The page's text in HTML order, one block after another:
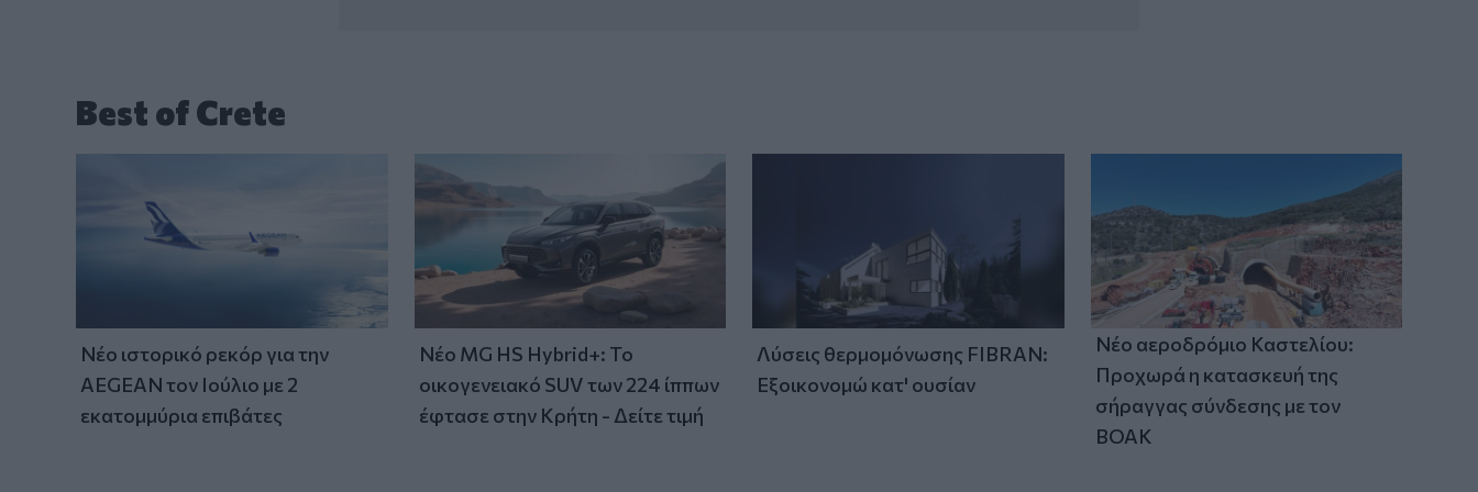
Best of Crete
Νέο ιστορικό ρεκόρ για την
AEGEAN τον Ιούλιο με 2
εκατομμύρια επιβάτες
Νέο MG HS Hybrid+: Το
οικογενειακό SUV των 224 ίππων
έφτασε στην Κρήτη - Δείτε τιμή
Λύσεις θερμομόνωσης FIBRAN:
Εξοικονομώ κατ' ουσίαν
Νέο αεροδρόμιο Καστελίου:
Προχωρά η κατασκευή της
σήραγγας σύνδεσης με τον
ΒΟΑΚ